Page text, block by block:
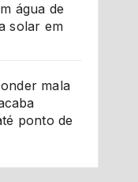
água de
solar em
mala
ponto de